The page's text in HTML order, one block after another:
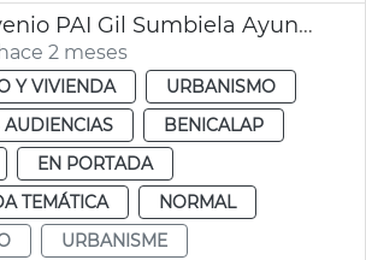
Firma convenio PAI Gil Sumbiela Ayuntamiento València
2 meses
Y VIVIENDA
URBANISMO
BENICALAP
EN PORTADA
TEMÁTICA
NORMAL
URBANISME